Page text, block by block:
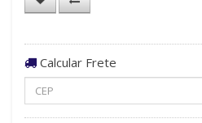
Calcular Frete